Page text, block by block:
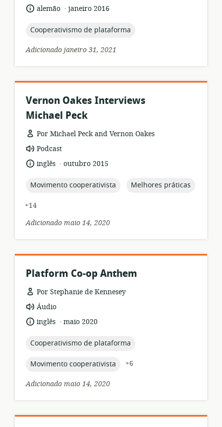
relevância:
idioma:
alemão .
data
publicação:
janeiro 2016
topic:
Cooperativismo de plataforma
Adicionado janeiro 31, 2021
Vernon Oakes Interviews
Michael Peck
Por Michael Peck and Vernon Oakes
formato
de
recurso:
Podcast
idioma:
inglês .
data
publicação:
outubro 2015
topic:
Movimento cooperativista topic:
Melhores práticas
+14
Adicionado maio 14, 2020
Platform Co-op Anthem
Por Stephanie de Kennesey
formato
de
recurso:
Áudio
idioma:
inglês .
data
publicação:
maio 2020
topic:
Cooperativismo de plataforma
topic:
Movimento cooperativista
+6
Adicionado maio 14, 2020